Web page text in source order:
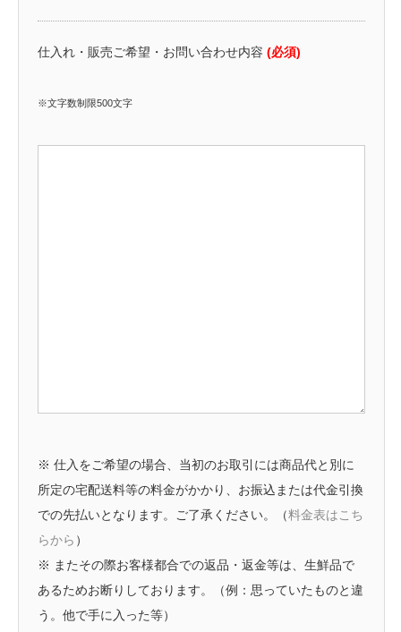
仕入れ・販売ご希望・お問い合わせ内容 (必須)
※文字数制限500文字
※ 仕入をご希望の場合、当初のお取引には商品代と別に
所定の宅配送料等の料金がかかり、お振込または代金引換
での先払いとなります。ご了承ください。（料金表はこち
らから ）
※ またその際お客様都合での返品・返金等は、生鮮品で
あるためお断りしております。（例：思っていたものと違
う。他で手に入った等）